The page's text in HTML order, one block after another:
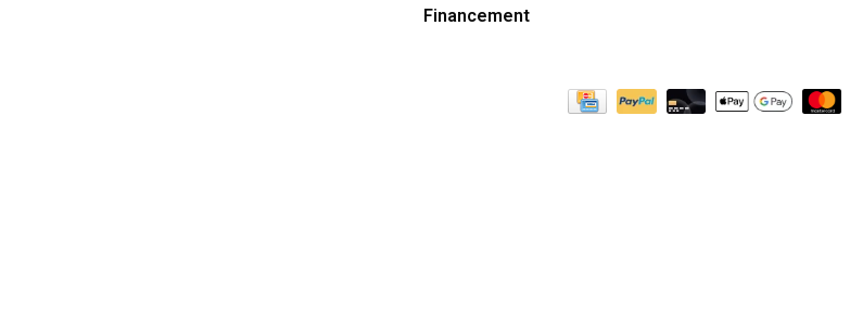
Financement